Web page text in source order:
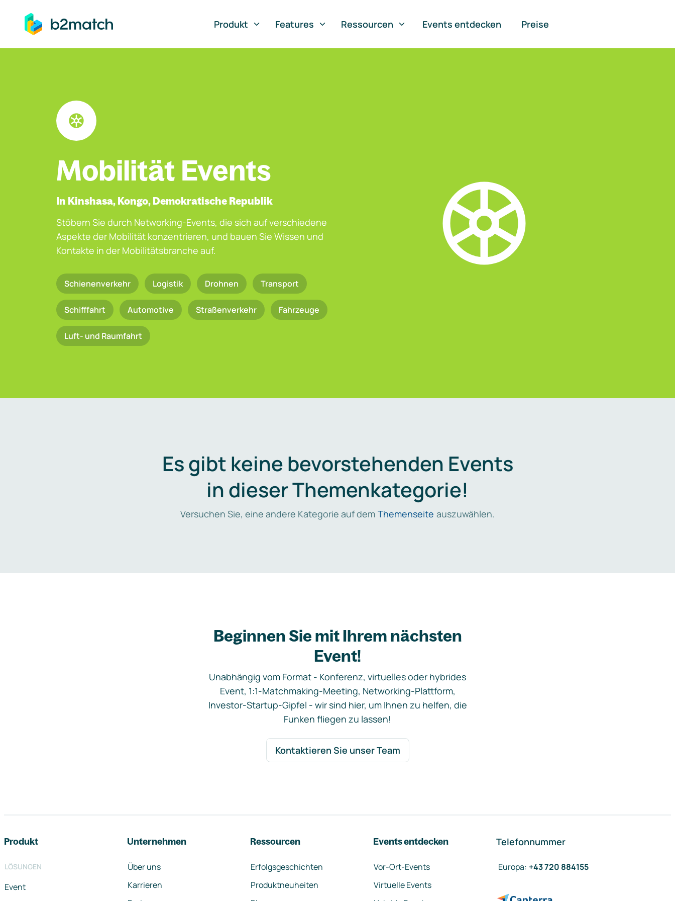
springen
Produkt
Features Ressourcen Events entdecken Preise
Mobilität Events
In Kinshasa, Kongo, Demokratische Republik
Stöbern Sie durch Networking-Events, die sich auf verschiedene
Aspekte der Mobilität konzentrieren, und bauen Sie Wissen und
Kontakte in der Mobilitätsbranche auf.
Schienenverkehr Logistik Drohnen Transport
Schifffahrt Automotive Straßenverkehr Fahrzeuge
Luft- und Raumfahrt
Es gibt keine bevorstehenden Events
in dieser Themenkategorie!
Versuchen Sie, eine andere Kategorie auf dem Themenseite auszuwählen.
Beginnen Sie mit Ihrem nächsten
Event!
Unabhängig vom Format - Konferenz, virtuelles oder hybrides
Event, 1:1-Matchmaking-Meeting, Networking-Plattform,
Investor-Startup-Gipfel - wir sind hier, um Ihnen zu helfen, die
Funken fliegen zu lassen!
Kontaktieren Sie unser Team
Produkt
LÖSUNGEN
Event
Unternehmen
Über uns
Karrieren
Ressourcen
Erfolgsgeschichten
Produktneuheiten
Events entdecken
Vor-Ort-Events
Virtuelle Events
Telefonnummer
Europa: +43 720 884155